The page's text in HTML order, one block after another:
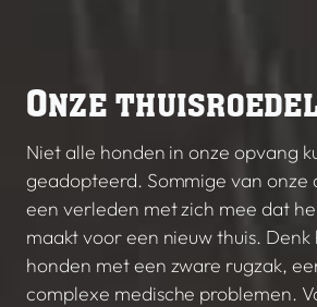
ONZE
Niet alle honden in onze opvang
geadopteerd. Sommige van onze
een verleden met zich mee dat
maakt voor een nieuw thuis.
honden met een zware rugzak,
complexe medische problemen.